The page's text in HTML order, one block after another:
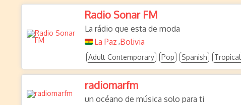
Radio Sonar FM
La rádio que esta de moda
La Paz ,Bolivia
Adult Contemporary Pop Spanish Tropical
radiomarfm
un océano de música solo para ti